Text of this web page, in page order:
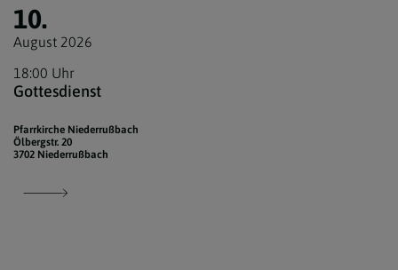
10.
August 2026
18:00 Uhr
Gottesdienst
Pfarrkirche Niederrußbach
Ölbergstr. 20
3702 Niederrußbach